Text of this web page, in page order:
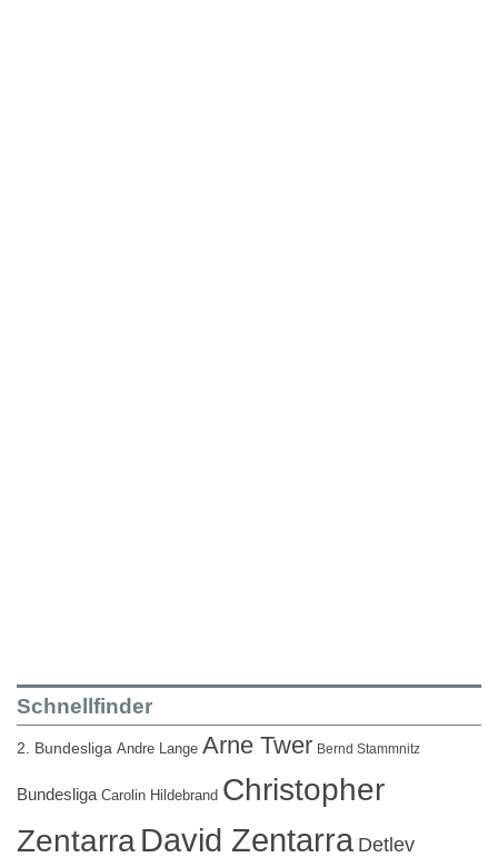
Schnellfinder
2. Bundesliga Andre Lange Arne Twer Bernd Stammnitz
Bundesliga Carolin Hildebrand Christopher
ZentarraDavid Zentarra Detlev